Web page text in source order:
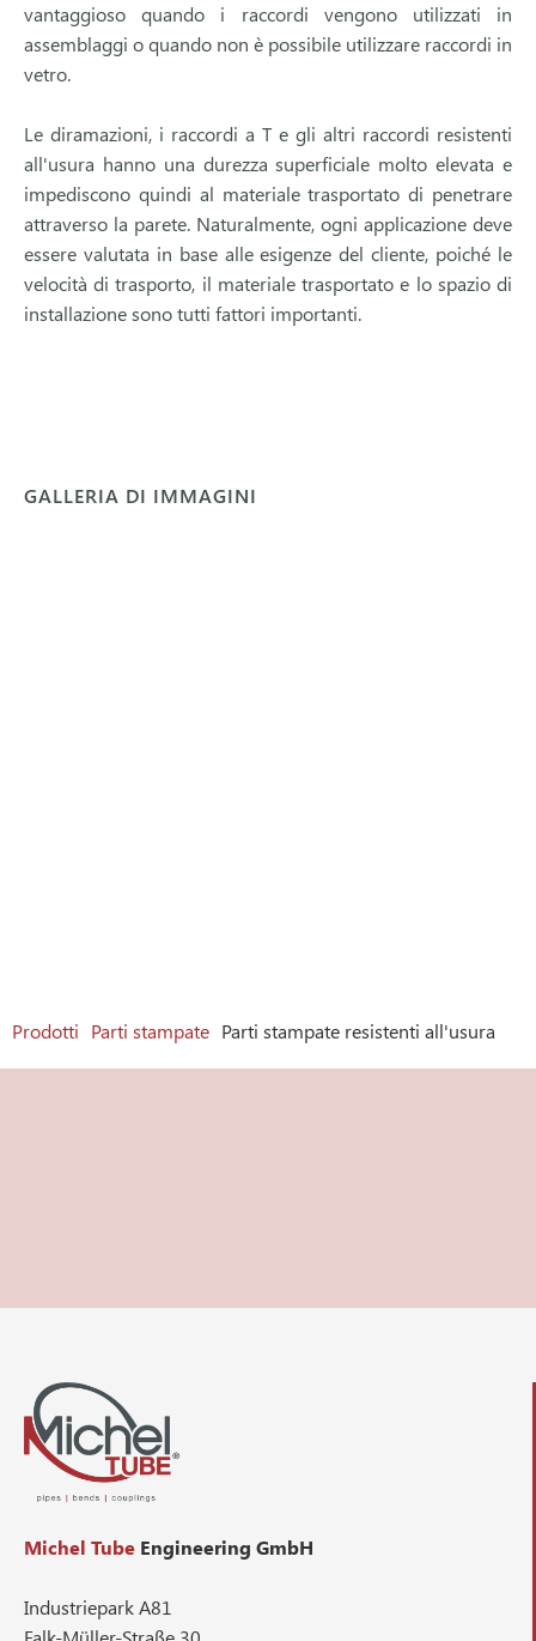
vantaggioso quando i raccordi vengono utilizzati in
assemblaggi o quando non è possibile utilizzare raccordi in
vetro.
Le diramazioni, i raccordi a T e gli altri raccordi resistenti
all'usura hanno una durezza superficiale molto elevata e
impediscono quindi al materiale trasportato di penetrare
attraverso la parete. Naturalmente, ogni applicazione deve
essere valutata in base alle esigenze del cliente, poiché le
velocità di trasporto, il materiale trasportato e lo spazio di
installazione sono tutti fattori importanti.
GALLERIA DI IMMAGINI
Prodotti Parti stampate Parti stampate resistenti all'usura
Michel Tube Engineering GmbH
Industriepark A81